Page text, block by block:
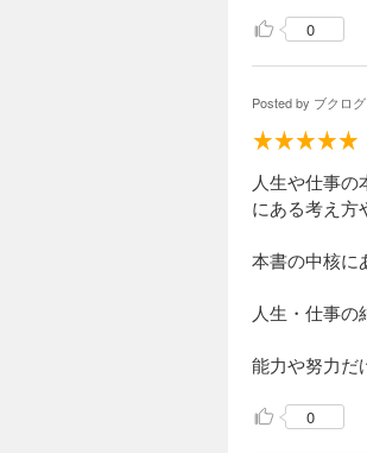
0
Posted by ブクログ
人生や仕事
にある考え方
本書の中核に
人生・仕事の
能力や努力だ
0